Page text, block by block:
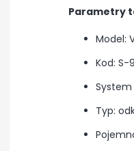
Parametry
Model:
Kod: S-
System
Typ: